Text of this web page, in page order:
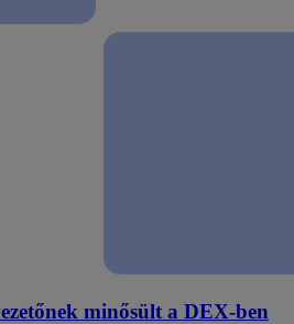
minősült a DEX-ben